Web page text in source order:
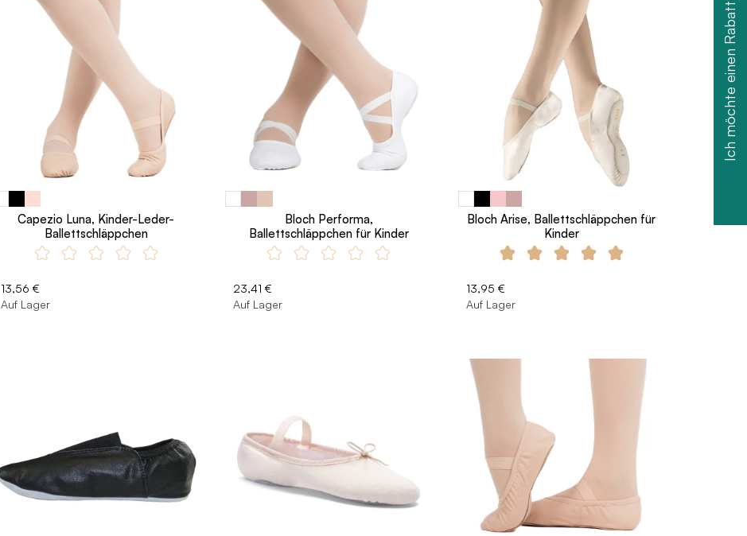
Capezio Luna, Kinder-Leder-
Ballettschläppchen
13,56 €
Auf Lager
Bloch Performa,
Ballettschläppchen für Kinder
23,41 €
Auf Lager
Bloch Arise, Ballettschläppchen für
Kinder
13,95 €
Auf Lager
Ich möchte einen Rabatt